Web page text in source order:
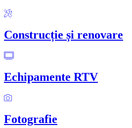
Construcție și renovare
Echipamente RTV
Fotografie